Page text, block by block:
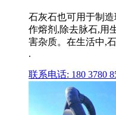
石灰石也可用于制
作熔剂,除去脉石,用
害杂质。在生活中,
.
联系电话: 180 3780